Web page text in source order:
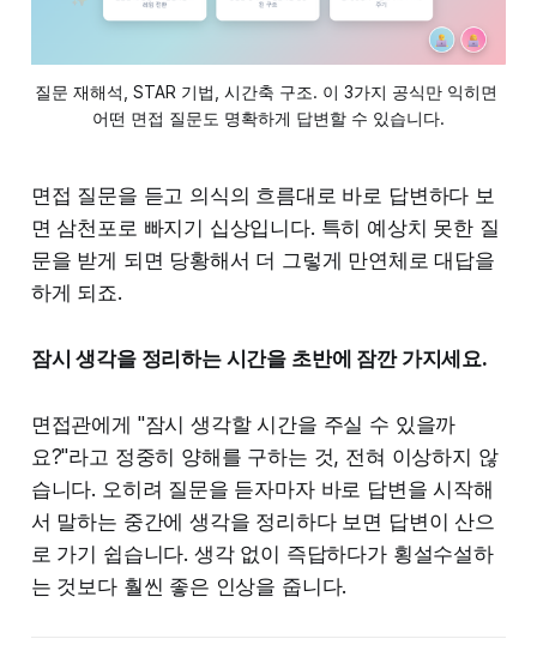
질문 재해석, STAR 기법, 시간축 구조. 이 3가지 공식만 익히면
어떤 면접 질문도 명확하게 답변할 수 있습니다.
면접 질문을 듣고 의식의 흐름대로 바로 답변하다 보
면 삼천포로 빠지기 십상입니다. 특히 예상치 못한 질
문을 받게 되면 당황해서 더 그렇게 만연체로 대답을
하게 되죠.
잠시 생각을 정리하는 시간을 초반에 잠깐 가지세요.
면접관에게 "잠시 생각할 시간을 주실 수 있을까
요?"라고 정중히 양해를 구하는 것, 전혀 이상하지 않
습니다. 오히려 질문을 듣자마자 바로 답변을 시작해
서 말하는 중간에 생각을 정리하다 보면 답변이 산으
로 가기 쉽습니다. 생각 없이 즉답하다가 횡설수설하
는 것보다 훨씬 좋은 인상을 줍니다.